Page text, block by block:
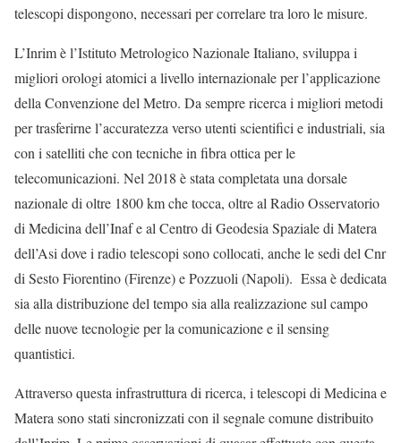
telescopi dispongono, necessari per correlare tra loro le misure.
L’Inrim è l’Istituto Metrologico Nazionale Italiano, sviluppa i
migliori orologi atomici a livello internazionale per l’applicazione
della Convenzione del Metro. Da sempre ricerca i migliori metodi
per trasferirne l’accuratezza verso utenti scientifici e industriali, sia
con i satelliti che con tecniche in fibra ottica per le
telecomunicazioni. Nel 2018 è stata completata una dorsale
nazionale di oltre 1800 km che tocca, oltre al Radio Osservatorio
di Medicina dell’Inaf e al Centro di Geodesia Spaziale di Matera
dell’Asi dove i radio telescopi sono collocati, anche le sedi del Cnr
di Sesto Fiorentino (Firenze) e Pozzuoli (Napoli). Essa è dedicata
sia alla distribuzione del tempo sia alla realizzazione sul campo
delle nuove tecnologie per la comunicazione e il sensing
quantistici.
Attraverso questa infrastruttura di ricerca, i telescopi di Medicina e
Matera sono stati sincronizzati con il segnale comune distribuito